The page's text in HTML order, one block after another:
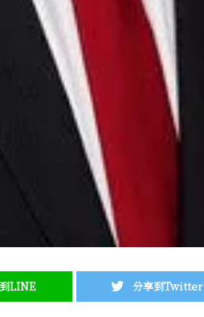
LINE 分享到Twitter